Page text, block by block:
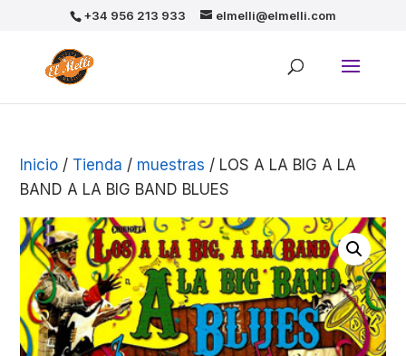
+34 956 213 933 elmelli@elmelli.com
Inicio / Tienda / muestras / LOS A LA BIG A LA
BAND A LA BIG BAND BLUES